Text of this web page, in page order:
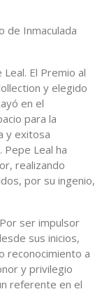
de Inmaculada
Leal. El Premio al
y elegido
en el
para la
y exitosa
Leal ha
realizando
por su ingenio,
Por ser impulsor
sus inicios,
reconocimiento a
y privilegio
referente en el